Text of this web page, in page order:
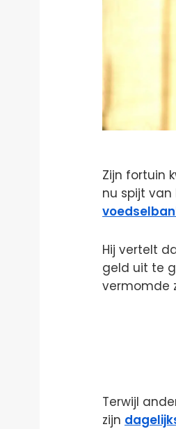
Zijn fortuin
nu spijt van
Hij vertelt
geld uit te
vermomde
Terwijl
zijn